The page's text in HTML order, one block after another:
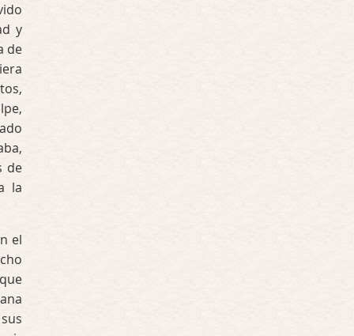
y
de
de
la
el